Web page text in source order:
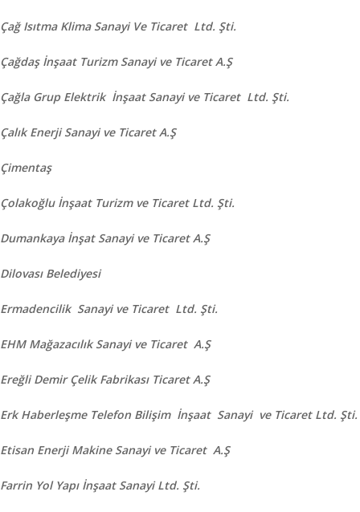
Çağ Isıtma Klima Sanayi Ve Ticaret Ltd. Şti.
Çağdaş İnşaat Turizm Sanayi ve Ticaret A.Ş
Çağla Grup Elektrik İnşaat Sanayi ve Ticaret Ltd. Şti.
Çalık Enerji Sanayi ve Ticaret A.Ş
Çimentaş
Çolakoğlu İnşaat Turizm ve Ticaret Ltd. Şti.
Dumankaya İnşat Sanayi ve Ticaret A.Ş
Dilovası Belediyesi
Ermadencilik Sanayi ve Ticaret Ltd. Şti.
EHM Mağazacılık Sanayi ve Ticaret A.Ş
Ereğli Demir Çelik Fabrikası Ticaret A.Ş
Erk Haberleşme Telefon Bilişim İnşaat Sanayi ve Ticaret Ltd. Şti.
Etisan Enerji Makine Sanayi ve Ticaret A.Ş
Farrin Yol Yapı İnşaat Sanayi Ltd. Şti.